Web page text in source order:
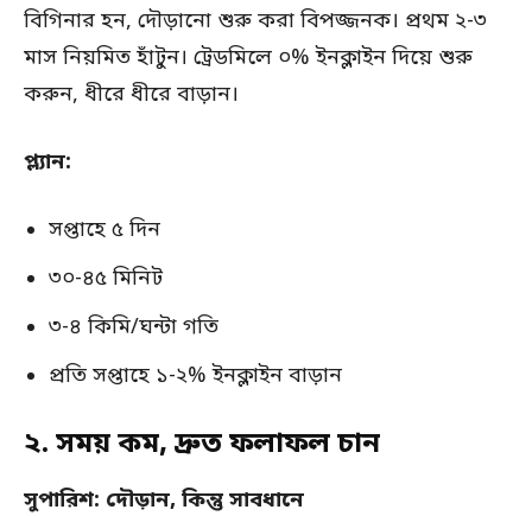
বিগিনার হন, দৌড়ানো শুরু করা বিপজ্জনক। প্রথম ২-৩
মাস নিয়মিত হাঁটুন। ট্রেডমিলে ০% ইনক্লাইন দিয়ে শুরু
করুন, ধীরে ধীরে বাড়ান।
প্ল্যান:
সপ্তাহে ৫ দিন
৩০-৪৫ মিনিট
৩-৪ কিমি/ঘন্টা গতি
প্রতি সপ্তাহে ১-২% ইনক্লাইন বাড়ান
২. সময় কম, দ্রুত ফলাফল চান
সুপারিশ: দৌড়ান, কিন্তু সাবধানে